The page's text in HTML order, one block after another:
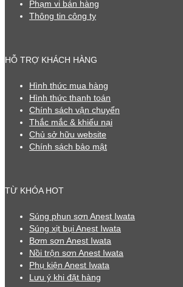
Phạm vi bán hàng
Thông tin công ty
HỖ TRỢ KHÁCH HÀNG
Hình thức mua hàng
Hình thức thanh toán
Chính sách vận chuyển
Thắc mắc & khiếu nại
Chủ sở hữu website
Chính sách bảo mật
TỪ KHÓA HOT
Súng phun sơn Anest Iwata
Súng xịt bụi Anest Iwata
Bơm sơn Anest Iwata
Nồi trộn sơn Anest Iwata
Phụ kiện Anest Iwata
Lưu ý khi đặt hàng